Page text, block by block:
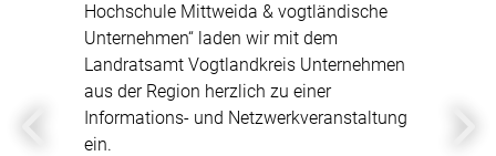
Hochschule Mittweida & vogtländische
Unternehmen“ laden wir mit dem
Landratsamt Vogtlandkreis Unternehmen
aus der Region herzlich zu einer
Informations- und Netzwerkveranstaltung
ein.
Zurück